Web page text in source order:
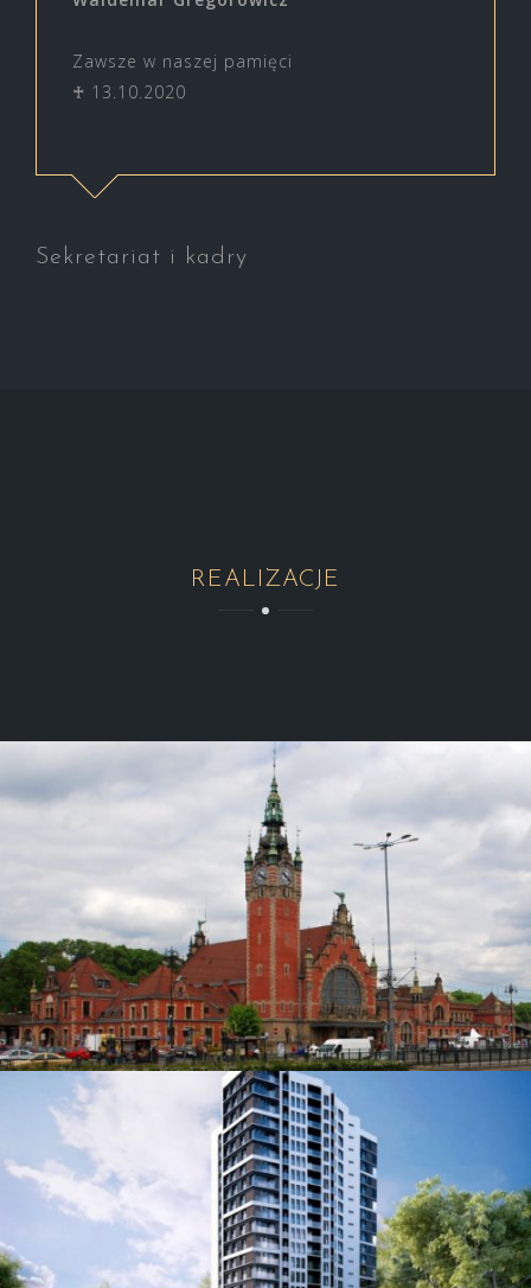
Zawsze w naszej pamięci
♰ 13.10.2020
Sekretariat i kadry
REALIZACJE